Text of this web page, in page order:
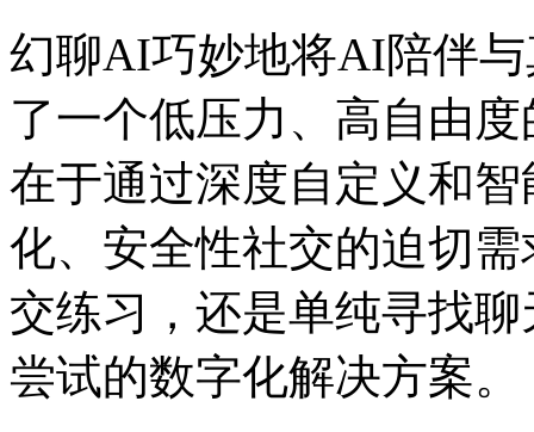
幻聊AI巧妙地将AI陪伴
了一个低压力、高自由
在于通过深度自定义和
化、安全性社交的迫切
交练习，还是单纯寻找
尝试的数字化解决方案。